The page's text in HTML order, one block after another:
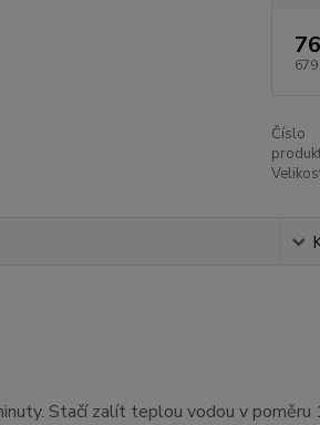
679
Číslo
Stačí zalít teplou vodou v poměru